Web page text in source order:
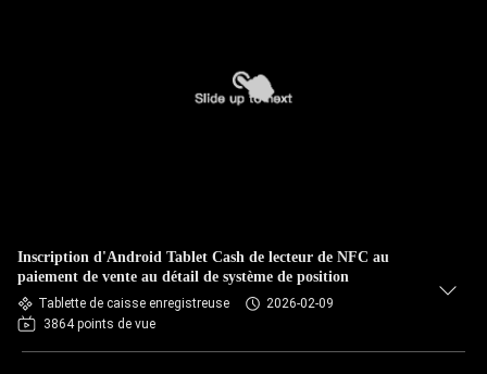
Inscription d'Android Tablet Cash de lecteur de NFC au
paiement de vente au détail de système de position
Tablette de caisse enregistreuse
2026-02-09
3864 points de vue